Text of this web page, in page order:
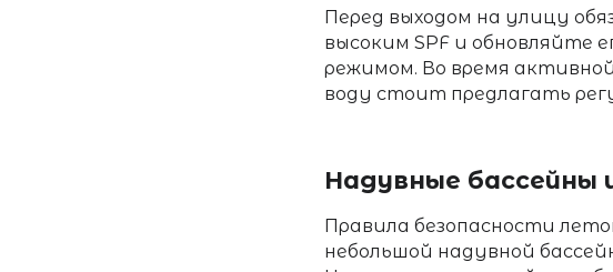
Перед выходом на улицу
высоким SPF и обновляйте
режимом. Во время
воду стоит предлагать
Надувные бассейны
Правила безопасности
небольшой надувной